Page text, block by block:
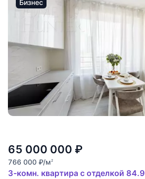
Бизнес
65 000 000 ₽
766 000 ₽/м2
3-комн. квартира с отделкой